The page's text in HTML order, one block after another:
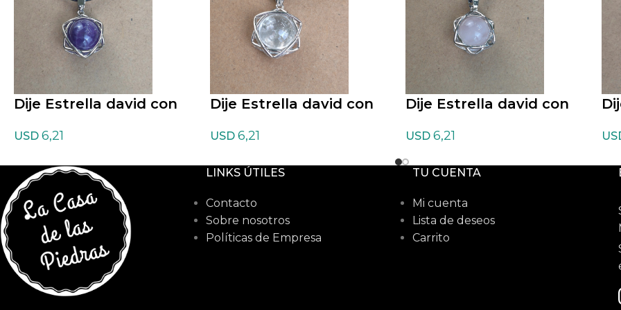
Dije Estrella david con
USD 6,21
Dije Estrella david con
USD 6,21
Dije Estrella david con
USD 6,21
LINKS ÚTILES
Contacto
Sobre nosotros
Políticas de Empresa
TU CUENTA
Mi cuenta
Lista de deseos
Carrito